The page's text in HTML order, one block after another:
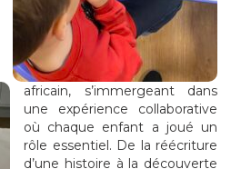
africain, s’immergeant dans
une expérience collaborative
où chaque enfant a joué un
rôle essentiel. De la réécriture
d’une histoire à la découverte